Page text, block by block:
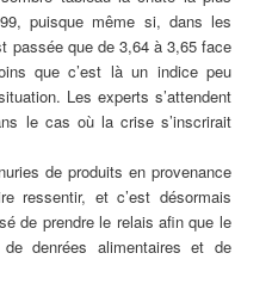
puisque même si, dans les
passée que de 3,64 à 3,65 face
que c’est là un indice peu
Les experts s’attendent
le cas où la crise s’inscrirait
de produits en provenance
ressentir, et c’est désormais
de prendre le relais afin que le
denrées alimentaires et de